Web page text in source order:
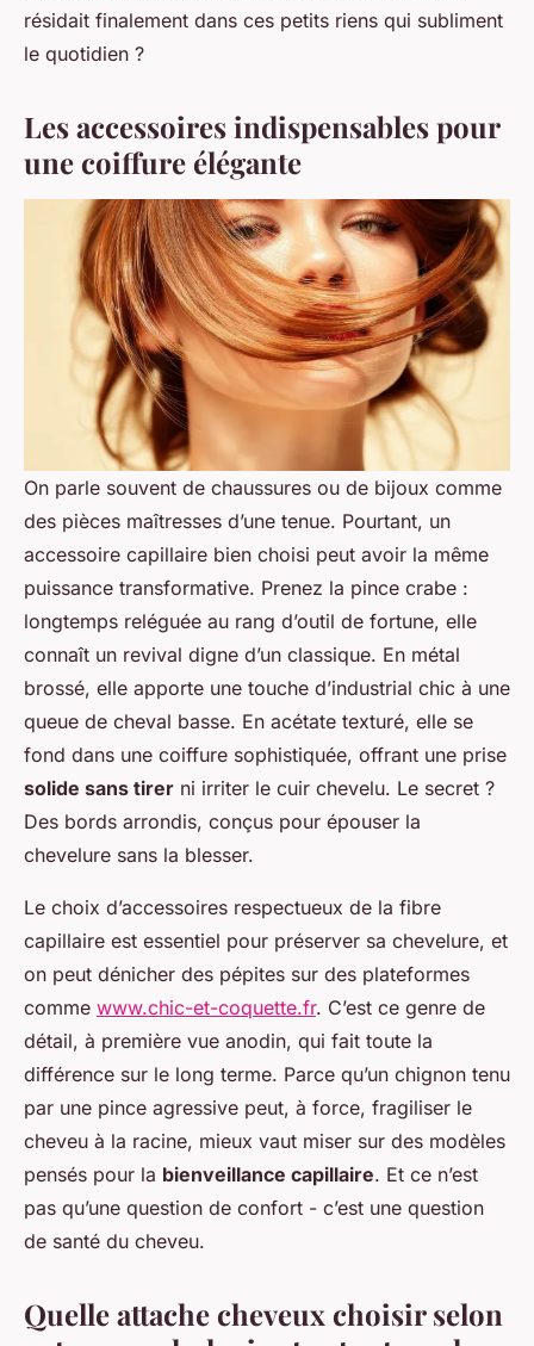
résidait finalement dans ces petits riens qui subliment
le quotidien ?
Les accessoires indispensables pour
une coiffure élégante
On parle souvent de chaussures ou de bijoux comme
des pièces maîtresses d’une tenue. Pourtant, un
accessoire capillaire bien choisi peut avoir la même
puissance transformative. Prenez la pince crabe :
longtemps reléguée au rang d’outil de fortune, elle
connaît un revival digne d’un classique. En métal
brossé, elle apporte une touche d’industrial chic à une
queue de cheval basse. En acétate texturé, elle se
fond dans une coiffure sophistiquée, offrant une prise
solide sans tirer ni irriter le cuir chevelu. Le secret ?
Des bords arrondis, conçus pour épouser la
chevelure sans la blesser.
Le choix d’accessoires respectueux de la fibre
capillaire est essentiel pour préserver sa chevelure, et
on peut dénicher des pépites sur des plateformes
comme www.chic-et-coquette.fr. C’est ce genre de
détail, à première vue anodin, qui fait toute la
différence sur le long terme. Parce qu’un chignon tenu
par une pince agressive peut, à force, fragiliser le
cheveu à la racine, mieux vaut miser sur des modèles
pensés pour la bienveillance capillaire. Et ce n’est
pas qu’une question de confort - c’est une question
de santé du cheveu.
Quelle attache cheveux choisir selon